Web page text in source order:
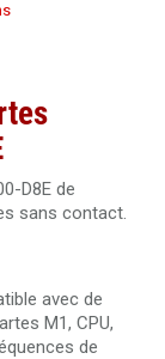
D8E de
sans contact.
avec de
M1, CPU,
de